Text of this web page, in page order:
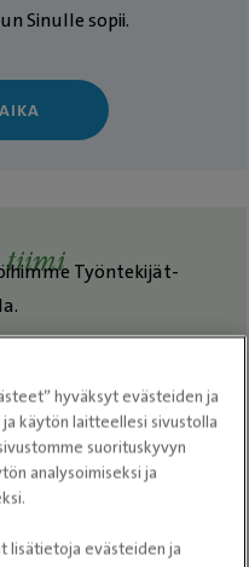
Sinulle sopii.
tiimi Työntekijät-
hyväksyt evästeiden ja
käytön laitteellesi sivustolla
suorituskyvyn
analysoimiseksi ja
lisätietoja evästeiden ja